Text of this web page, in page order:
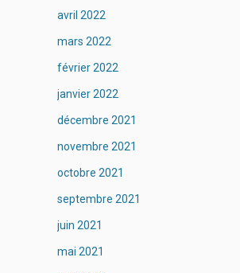
avril 2022
mars 2022
février 2022
janvier 2022
décembre 2021
novembre 2021
octobre 2021
septembre 2021
juin 2021
mai 2021